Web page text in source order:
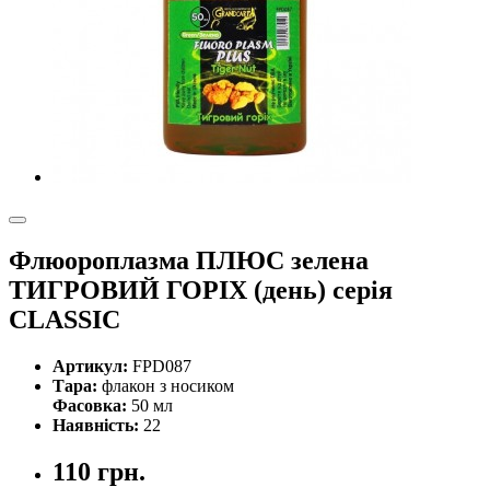
Флюороплазма ПЛЮС зелена
ТИГРОВИЙ ГОРІХ (день) серiя
CLASSIC
Артикул: FPD087
Тара: флакон з носиком
Фасовка: 50 мл
Наявність: 22
110 грн.